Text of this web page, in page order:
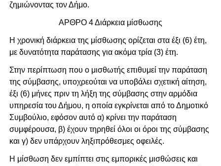
ζημιώνοντας τον Δήμο.
ΑΡΘΡΟ 4 Διάρκεια μίσθωσης
Η χρονική διάρκεια της μίσθωσης ορίζεται στα έξι (6) έτη,
με δυνατότητα παράτασης για ακόμα τρία (3) έτη.
Στην περίπτωση που ο μισθωτής επιθυμεί την παράταση
της σύμβασης, υποχρεούται να υποβάλει σχετική αίτηση,
έξι (6) μήνες πριν τη λήξη της σύμβασης στην αρμόδια
υπηρεσία του Δήμου, η οποία εγκρίνεται από το Δημοτικό
Συμβούλιο, εφόσον αυτό α) κρίνει την παράταση
συμφέρουσα, β) έχουν τηρηθεί όλοι οι όροι της σύμβασης
και γ) δεν υπάρχουν ληξιπρόθεσμες οφειλές.
Η μίσθωση δεν εμπίπτει στις εμπορικές μισθώσεις και